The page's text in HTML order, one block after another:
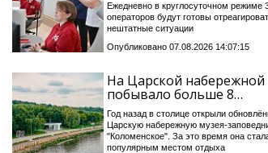
Ежедневно в круглосуточном режиме
операторов будут готовы
нештатные ситуации
Опубликовано 07.08.2026 14:07:15
На Царской набережной
побывало больше 8…
Год назад в столице открыли
Царскую набережную музея-
"Коломенское". За это время она
популярным местом отдыха